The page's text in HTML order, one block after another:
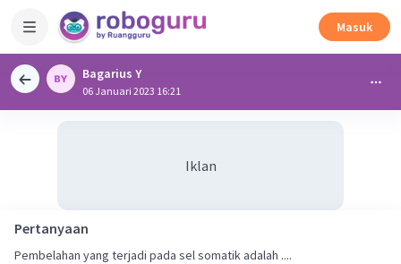
Masuk
Bagarius Y
06 Januari 2023 16:21
Iklan
Pertanyaan
Pembelahan yang terjadi pada sel somatik adalah ....